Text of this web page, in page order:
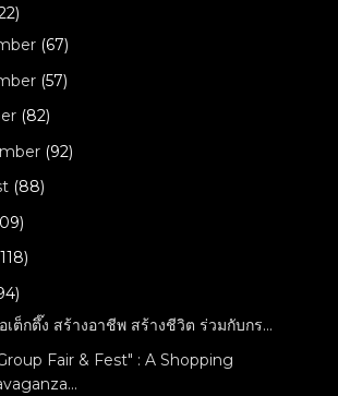
(67)
(57)
(82)
(92)
(88)
ต็กตึ๊ง สร้างอาชีพ สร้างชีวิต ร่วมกับกร...
Fair & Fest" : A Shopping